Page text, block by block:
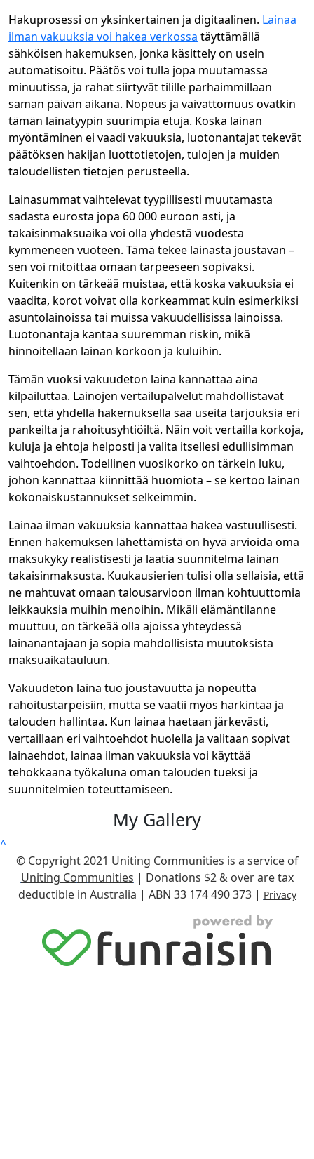
Hakuprosessi on yksinkertainen ja digitaalinen. Lainaa
ilman vakuuksia voi hakea verkossa täyttämällä
sähköisen hakemuksen, jonka käsittely on usein
automatisoitu. Päätös voi tulla jopa muutamassa
minuutissa, ja rahat siirtyvät tilille parhaimmillaan
saman päivän aikana. Nopeus ja vaivattomuus ovatkin
tämän lainatyypin suurimpia etuja. Koska lainan
myöntäminen ei vaadi vakuuksia, luotonantajat tekevät
päätöksen hakijan luottotietojen, tulojen ja muiden
taloudellisten tietojen perusteella.
Lainasummat vaihtelevat tyypillisesti muutamasta
sadasta eurosta jopa 60 000 euroon asti, ja
takaisinmaksuaika voi olla yhdestä vuodesta
kymmeneen vuoteen. Tämä tekee lainasta joustavan –
sen voi mitoittaa omaan tarpeeseen sopivaksi.
Kuitenkin on tärkeää muistaa, että koska vakuuksia ei
vaadita, korot voivat olla korkeammat kuin esimerkiksi
asuntolainoissa tai muissa vakuudellisissa lainoissa.
Luotonantaja kantaa suuremman riskin, mikä
hinnoitellaan lainan korkoon ja kuluihin.
Tämän vuoksi vakuudeton laina kannattaa aina
kilpailuttaa. Lainojen vertailupalvelut mahdollistavat
sen, että yhdellä hakemuksella saa useita tarjouksia eri
pankeilta ja rahoitusyhtiöiltä. Näin voit vertailla korkoja,
kuluja ja ehtoja helposti ja valita itsellesi edullisimman
vaihtoehdon. Todellinen vuosikorko on tärkein luku,
johon kannattaa kiinnittää huomiota – se kertoo lainan
kokonaiskustannukset selkeimmin.
Lainaa ilman vakuuksia kannattaa hakea vastuullisesti.
Ennen hakemuksen lähettämistä on hyvä arvioida oma
maksukyky realistisesti ja laatia suunnitelma lainan
takaisinmaksusta. Kuukausierien tulisi olla sellaisia, että
ne mahtuvat omaan talousarvioon ilman kohtuuttomia
leikkauksia muihin menoihin. Mikäli elämäntilanne
muuttuu, on tärkeää olla ajoissa yhteydessä
lainanantajaan ja sopia mahdollisista muutoksista
maksuaikatauluun.
Vakuudeton laina tuo joustavuutta ja nopeutta
rahoitustarpeisiin, mutta se vaatii myös harkintaa ja
talouden hallintaa. Kun lainaa haetaan järkevästi,
vertaillaan eri vaihtoehdot huolella ja valitaan sopivat
lainaehdot, lainaa ilman vakuuksia voi käyttää
tehokkaana työkaluna oman talouden tueksi ja
suunnitelmien toteuttamiseen.
My Gallery
^
© Copyright 2021 Uniting Communities is a service of
Uniting Communities | Donations $2 & over are tax
deductible in Australia | ABN 33 174 490 373 | Privacy